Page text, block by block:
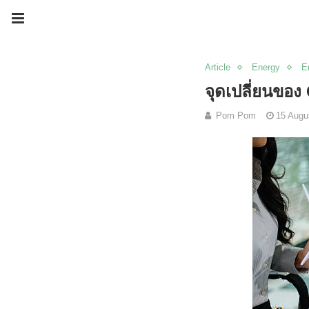
Article Energy
จุดเปลี่ยนของ
Pom Pom 15